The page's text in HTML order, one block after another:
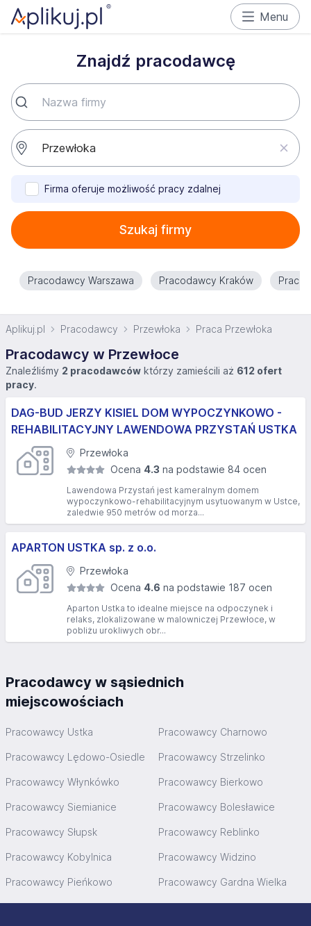
Menu
Znajdź pracodawcę
Firma oferuje możliwość pracy zdalnej
Szukaj firmy
Pracodawcy Warszawa Pracodawcy Kraków
Aplikuj.pl Pracodawcy Przewłoka Praca Przewłoka
Pracodawcy w Przewłoce
Znaleźliśmy 2 pracodawców którzy zamieścili aż 612 ofert
pracy.
DAG-BUD JERZY KISIEL DOM WYPOCZYNKOWO -
REHABILITACYJNY LAWENDOWA PRZYSTAŃ USTKA
Przewłoka
Ocena 4.3 na podstawie 84 ocen
Lawendowa Przystań jest kameralnym domem
wypoczynkowo-rehabilitacyjnym usytuowanym w Ustce,
zaledwie 950 metrów od morza...
APARTON USTKA sp. z o.o.
Przewłoka
Ocena 4.6 na podstawie 187 ocen
Aparton Ustka to idealne miejsce na odpoczynek i
relaks, zlokalizowane w malowniczej Przewłoce, w
pobliżu urokliwych obr...
Pracodawcy w sąsiednich
miejscowościach
Pracowawcy Ustka Pracowawcy Charnowo
Pracowawcy Lędowo-Osiedle Pracowawcy Strzelinko
Pracowawcy Włynkówko Pracowawcy Bierkowo
Pracowawcy Siemianice Pracowawcy Bolesławice
Pracowawcy Słupsk Pracowawcy Reblinko
Pracowawcy Kobylnica Pracowawcy Widzino
Pracowawcy Pieńkowo Pracowawcy Gardna Wielka